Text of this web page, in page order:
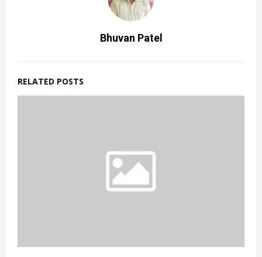
Bhuvan Patel
RELATED POSTS